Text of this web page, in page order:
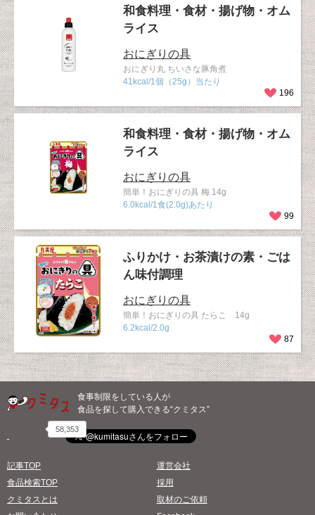
和食料理・食材・揚げ物・オム
ライス
おにぎりの具
おにぎり丸 ちいさな豚角煮
41kcal/1個（25g）当たり
196
和食料理・食材・揚げ物・オム
ライス
おにぎりの具
簡単！おにぎりの具 梅 14g
6.0kcal/1食(2.0g)あたり
99
ふりかけ・お茶漬けの素・ごは
ん味付調理
おにぎりの具
簡単！おにぎりの具 たらこ 14g
6.2kcal/2.0g
87
食事制限をしている人が
食品を探して購入できる“クミタス”
58,353
記事TOP
食品検索TOP
クミタスとは
運営会社
採用
取材のご依頼